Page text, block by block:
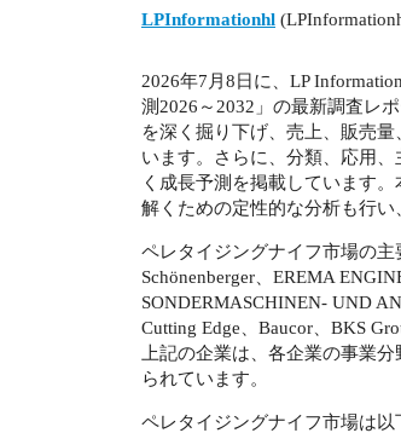
LPInformationhl
2026年7月8日に、LP
測2026～2032」の最新調査レ
を深く掘り下げ、売上、販売
います。さらに、分類、応用
く成長予測を掲載しています
解くための定性的な分析も行い
ペレタイジングナイフ市場の主
Schönenberger、EREMA
SONDERMASCHINEN- UND
Cutting Edge、Baucor、BKS
上記の企業は、各企業の事業
られています。
ペレタイジングナイフ市場は以